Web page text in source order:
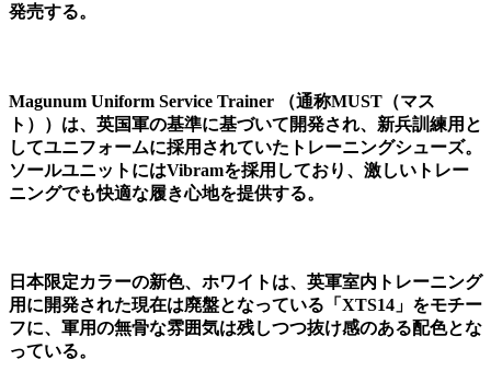
発売する。
Magunum Uniform Service Trainer （通称MUST（マス
ト））は、英国軍の基準に基づいて開発され、新兵訓練用と
してユニフォームに採用されていたトレーニングシューズ。
ソールユニットにはVibramを採用しており、激しいトレー
ニングでも快適な履き心地を提供する。
日本限定カラーの新色、ホワイトは、英軍室内トレーニング
用に開発された現在は廃盤となっている「XTS14」をモチー
フに、軍用の無骨な雰囲気は残しつつ抜け感のある配色とな
っている。